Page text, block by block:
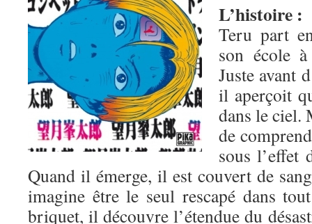
L’histoire :
Teru part
son école
Juste avant
il aperçoit
dans le ciel.
de
sous l’effet
Quand il émerge, il est couvert de
imagine être le seul rescapé dans
briquet, il découvre l’étendue du